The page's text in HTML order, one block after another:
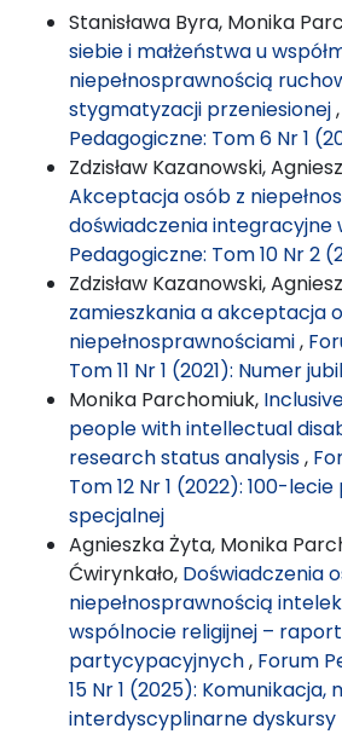
Stanisława Byra, Monika
siebie i małżeństwa u
niepełnosprawnością
stygmatyzacji przeniesionej,
Pedagogiczne: Tom 6 Nr 1
Zdzisław Kazanowski,
Akceptacja osób z
doświadczenia integracyjne
Pedagogiczne: Tom 10 Nr 2
Zdzisław Kazanowski,
zamieszkania a akceptacja
niepełnosprawnościami,
Tom 11 Nr 1 (2021): Numer
Monika Parchomiuk,
people with intellectual
research status analysis,
Tom 12 Nr 1 (2022): 100-
specjalnej
Agnieszka Żyta, Monika
Ćwirynkało, Doświadczenia
niepełnosprawnością
wspólnocie religijnej –
partycypacyjnych, Forum
15 Nr 1 (2025): Komunikacja,
interdyscyplinarne dyskursy